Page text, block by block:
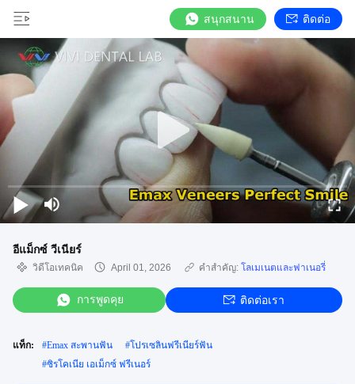
สนุกสนาน ติดต่อ
อีแม็กซ์ วีเนียร์
วิดีโอเทคนิค April 01, 2026 คำสำคัญ: โลเมเนตและฟาเนอรี่
การพูดคุย ติดต่อเรา
แท็ก: #Emax สะพานฟัน #โปรเซลินฟรีเนียร์ฟัน
#ซิรโคเนีย เอเม็กซ์ ฟรีเนอร์